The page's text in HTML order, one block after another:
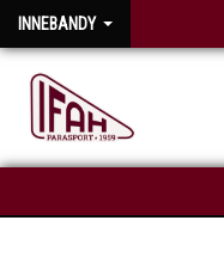
INNEBANDY